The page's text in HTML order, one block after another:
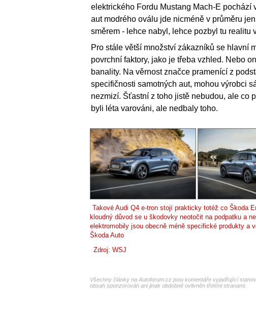
elektrického Fordu Mustang Mach-E
aut modrého oválu jde nicméně v průměru
směrem - lehce nabyl, lehce pozbyl tu realitu
Pro stále větší množství zákazníků se hlavní
povrchní faktory, jako je třeba vzhled. Nebo
banality. Na věrnost značce pramenící z
specifičnosti samotných aut, mohou výrobci
nezmizí. Šťastní z toho jistě nebudou, ale co
byli léta varováni, ale nedbaly toho.
Takové Audi Q4 e-tron stojí prakticky totéž co Škoda
kloudný důvod se u škodovky neotočit na podpatku a
elektromobily jsou obecně méně specifické produkty a
Škoda Auto
Zdroj: WSJ
Všechny články na Autoforum.cz jsou komentáře vyjadřující
obsah sponzorován ani jinak obdobně ovlivněn třetími stranami.